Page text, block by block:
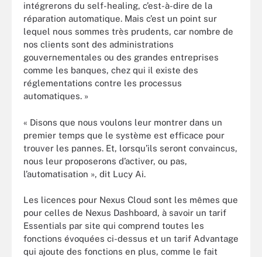
intégrerons du self-healing, c’est-à-dire de la
réparation automatique. Mais c’est un point sur
lequel nous sommes très prudents, car nombre de
nos clients sont des administrations
gouvernementales ou des grandes entreprises
comme les banques, chez qui il existe des
réglementations contre les processus
automatiques. »
« Disons que nous voulons leur montrer dans un
premier temps que le système est efficace pour
trouver les pannes. Et, lorsqu’ils seront convaincus,
nous leur proposerons d’activer, ou pas,
l’automatisation », dit Lucy Ai.
Les licences pour Nexus Cloud sont les mêmes que
pour celles de Nexus Dashboard, à savoir un tarif
Essentials par site qui comprend toutes les
fonctions évoquées ci-dessus et un tarif Advantage
qui ajoute des fonctions en plus, comme le fait